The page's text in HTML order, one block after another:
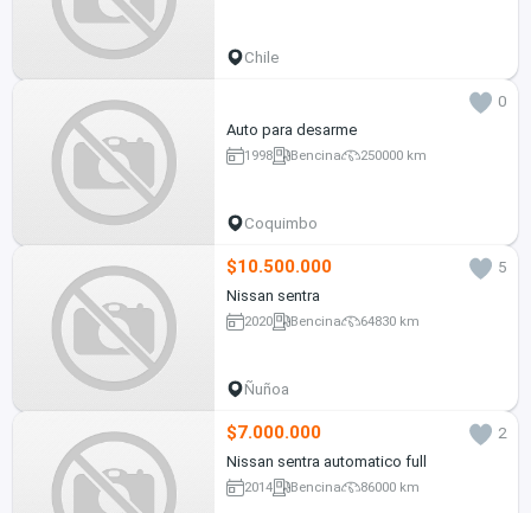
Chile
0
Auto para desarme
1998 Bencina 250000 km
Coquimbo
$10.500.000
5
Nissan sentra
2020 Bencina 64830 km
Ñuñoa
$7.000.000
2
Nissan sentra automatico full
2014 Bencina 86000 km